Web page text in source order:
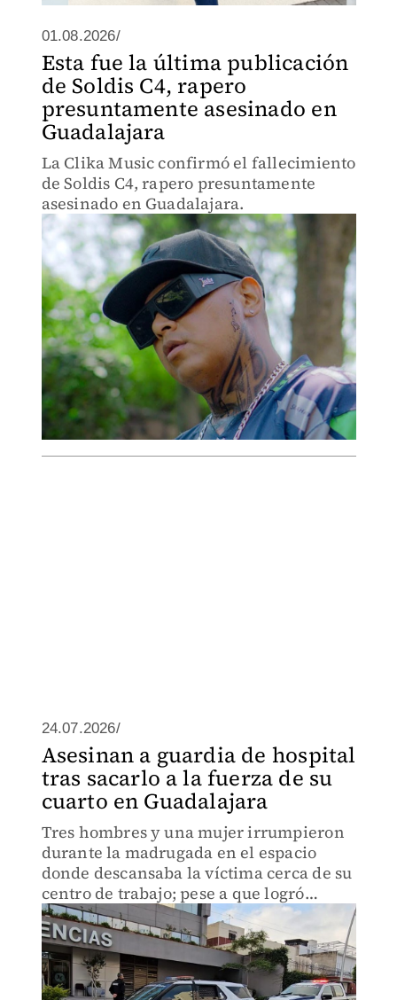
01.08.2026/
Esta fue la última publicación
de Soldis C4, rapero
presuntamente asesinado en
Guadalajara
La Clika Music confirmó el fallecimiento
de Soldis C4, rapero presuntamente
asesinado en Guadalajara.
24.07.2026/
Asesinan a guardia de hospital
tras sacarlo a la fuerza de su
cuarto en Guadalajara
Tres hombres y una mujer irrumpieron
durante la madrugada en el espacio
donde descansaba la víctima cerca de su
centro de trabajo; pese a que logró
arrastrarse hasta la puerta de urgencias,
falleció